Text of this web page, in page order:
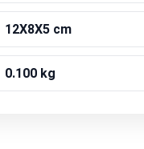
12X8X5 cm
0.100 kg